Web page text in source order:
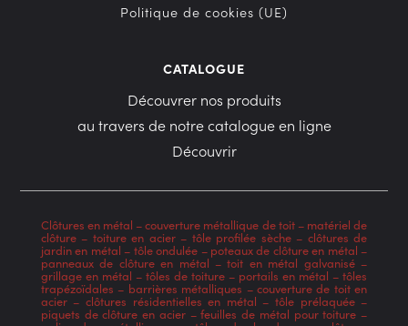
Politique de cookies (UE)
CATALOGUE
Découvrer nos produits
au travers de notre catalogue en ligne
Découvrir
Clôtures en métal–couverture métallique de toit– matériel de
clôture– toiture en acier– tôle profilée sèche– clôtures de
jardin en métal – tôle ondulée – poteaux de clôture en métal –
panneaux de clôture en métal–toit en métal galvanisé–
grillage en métal – tôles de toiture – portails en métal –tôles
trapézoïdales – barrières métalliques – couverture de toit en
acier– clôtures résidentielles en métal – tôle prélaquée–
piquets de clôture en acier–feuilles de métal pour toiture –